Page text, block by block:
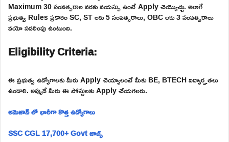
Maximum 30 సంవత్సరాల వరకు వయస్సు ఉంటే Apply చెయ్యొచ్చు. అలాగే
ప్రభుత్వ Rules ప్రకారం SC, ST లకు 5 సంవత్సరాలు, OBC లకు 3 సంవత్సరాలు
వయో సడలింపు ఉంటుంది.
Eligibility Criteria:
ఈ ప్రభుత్వ ఉద్యోగాలకు మీరు Apply చెయ్యాలంటే మీకు BE, BTECH విద్యార్హతలు
ఉండాలి. అప్పుడే మీరు ఈ పోస్టులకు Apply చేయగలరు.
అమెజాన్ లో భారీగా కొత్త ఉద్యోగాలు
SSC CGL 17,700+ Govt జాబ్స్